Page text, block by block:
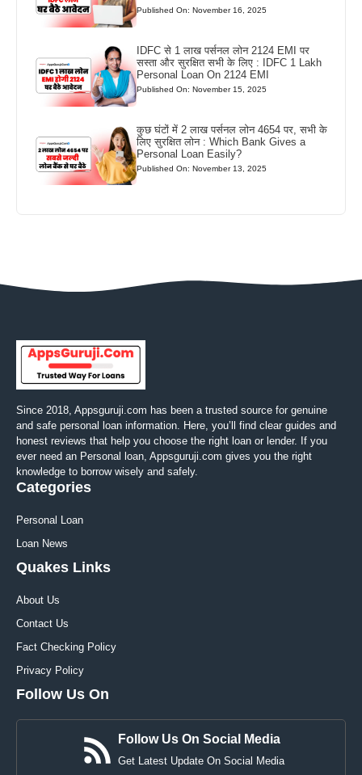
Published On: November 16, 2025
IDFC से 1 लाख पर्सनल लोन 2124 EMI पर
सस्ता और सुरक्षित सभी के लिए : IDFC 1 Lakh
Personal Loan On 2124 EMI
Published On: November 15, 2025
कुछ घंटों में 2 लाख पर्सनल लोन 4654 पर, सभी के
लिए सुरक्षित लोन : Which Bank Gives a
Personal Loan Easily?
Published On: November 13, 2025
Since 2018, Appsguruji.com has been a trusted source for genuine
and safe personal loan information. Here, you’ll find clear guides and
honest reviews that help you choose the right loan or lender. If you
ever need an Personal loan, Appsguruji.com gives you the right
knowledge to borrow wisely and safely.
Categories
Personal Loan
Loan News
Quakes Links
About Us
Contact Us
Fact Checking Policy
Privacy Policy
Follow Us On
Follow Us On Social Media
Get Latest Update On Social Media